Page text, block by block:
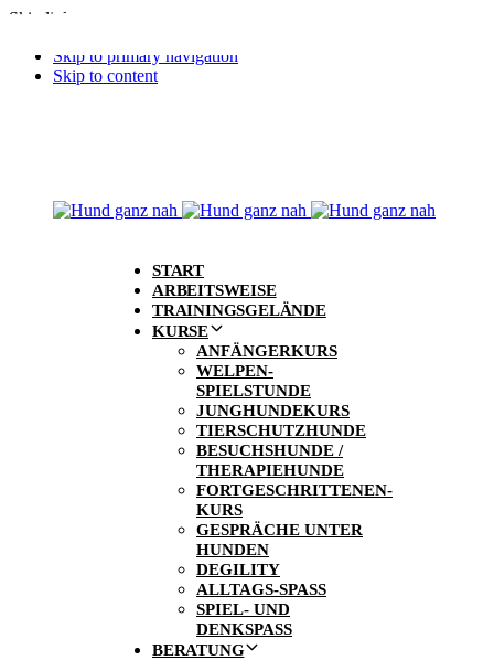
Skip links
Skip to primary navigation
Skip to content
START
ARBEITSWEISE
TRAININGSGELÄNDE
KURSE
ANFÄNGERKURS
WELPEN-
SPIELSTUNDE
JUNGHUNDEKURS
TIERSCHUTZHUNDE
BESUCHSHUNDE /
THERAPIEHUNDE
FORTGESCHRITTENEN-
KURS
GESPRÄCHE UNTER
HUNDEN
DEGILITY
ALLTAGS-SPASS
SPIEL- UND
DENKSPASS
BERATUNG